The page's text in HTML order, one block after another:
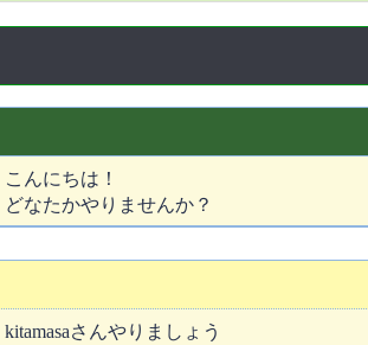
こんにちは！
どなたかやりませんか？
kitamasaさんやりましょう